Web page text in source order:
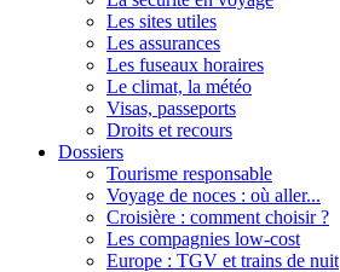
Les sites utiles
Les assurances
Les fuseaux horaires
Le climat, la météo
Visas, passeports
Droits et recours
Dossiers
Tourisme responsable
Voyage de noces : où aller...
Croisière : comment choisir ?
Les compagnies low-cost
Europe : TGV et trains de nuit